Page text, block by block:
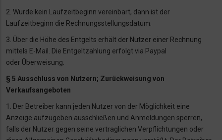
2. Wurde kein Laufzeitbeginn vereinbart, dann ist der
Laufzeitbeginn die Rechnungsstellungsdatum.
3. Über die Höhe des Entgelts erhält der Nutzer einer Rechnung
mittels E-Mail. Die Entgeltzahlung erfolgt via Paypal
oder Überweisung.
§ 5 Ausschluss von Nutzern; Zurückweisung von
Verkaufsangeboten
1. Der Betreiber kann jeden Nutzer von der Möglichkeit eine
Anzeige aufzugeben ausschließen und Anmeldungen sperren,
falls der Nutzer gegen seine vertraglichen Verpflichtungen oder